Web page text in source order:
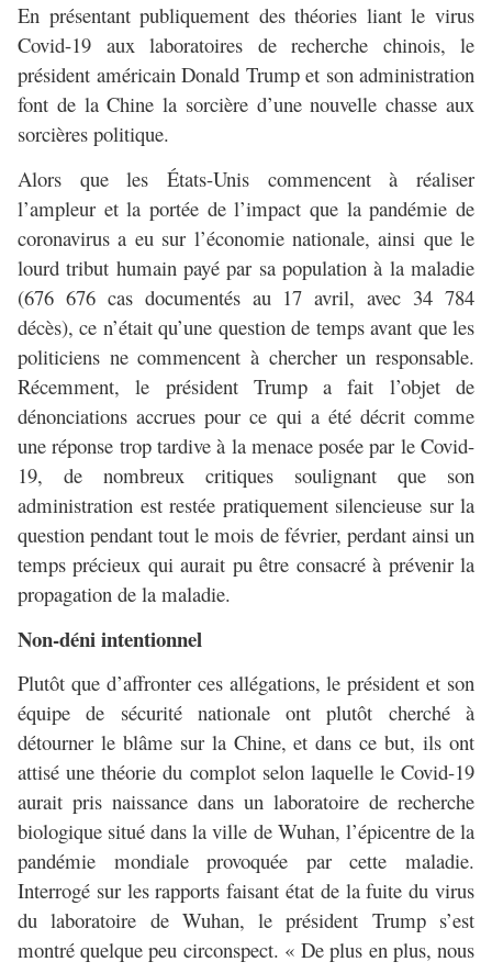
En présentant publiquement des théories liant le virus
Covid-19 aux laboratoires de recherche chinois, le
président américain Donald Trump et son administration
font de la Chine la sorcière d’une nouvelle chasse aux
sorcières politique.
Alors que les États-Unis commencent à réaliser
l’ampleur et la portée de l’impact que la pandémie de
coronavirus a eu sur l’économie nationale, ainsi que le
lourd tribut humain payé par sa population à la maladie
(676 676 cas documentés au 17 avril, avec 34 784
décès), ce n’était qu’une question de temps avant que les
politiciens ne commencent à chercher un responsable.
Récemment, le président Trump a fait l’objet de
dénonciations accrues pour ce qui a été décrit comme
une réponse trop tardive à la menace posée par le Covid-
19, de nombreux critiques soulignant que son
administration est restée pratiquement silencieuse sur la
question pendant tout le mois de février, perdant ainsi un
temps précieux qui aurait pu être consacré à prévenir la
propagation de la maladie.
Non-déni intentionnel
Plutôt que d’affronter ces allégations, le président et son
équipe de sécurité nationale ont plutôt cherché à
détourner le blâme sur la Chine, et dans ce but, ils ont
attisé une théorie du complot selon laquelle le Covid-19
aurait pris naissance dans un laboratoire de recherche
biologique situé dans la ville de Wuhan, l’épicentre de la
pandémie mondiale provoquée par cette maladie.
Interrogé sur les rapports faisant état de la fuite du virus
du laboratoire de Wuhan, le président Trump s’est
montré quelque peu circonspect. « De plus en plus, nous